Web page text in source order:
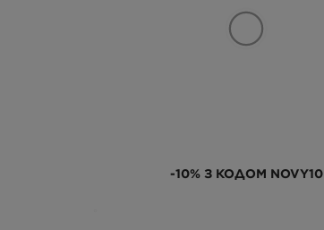
-10% З КОДОМ NOVY10